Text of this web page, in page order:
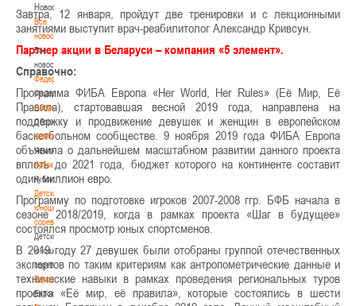
Новости
Все
новости
Все
новости
Федерация
Федерация
Сборные
Сборные
Чемпионат
Чемпионат
Кубок
Кубок
Детско-
юношеские
соревнования
Детско-
юношеские
соревнования
Еврокубки
Еврокубки
Завтра, 12 января, пройдут две тренировки и с лекционными
занятиями выступит врач-реабилитолог Александр Кривсун.
Партнер акции в Беларуси – компания «5 элемент».
Справочно:
Программа ФИБА Европа «Her World, Her Rules» (Её Мир, Её
Правила), стартовавшая весной 2019 года, направлена на
поддержку и продвижение девушек и женщин в европейском
баскетбольном сообществе. 9 ноября 2019 года ФИБА Европа
объявила о дальнейшем масштабном развитии данного проекта
вплоть до 2021 года, бюджет которого на континенте составит
один миллион евро.
Программу по подготовке игроков 2007-2008 ггр. БФБ начала в
сезоне 2018/2019, когда в рамках проекта «Шаг в будущее»
состоялся просмотр юных спортсменов.
В 2019 году 27 девушек были отобраны группой отечественных
экспертов по таким критериям как антропометрические данные и
технические навыки в рамках проведения региональных туров
проекта «Её мир, её правила», которые состоялись в шести